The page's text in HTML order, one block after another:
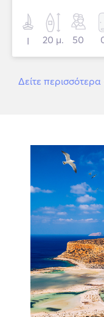
Ι 20 μ. 50
Δείτε περισσότερα